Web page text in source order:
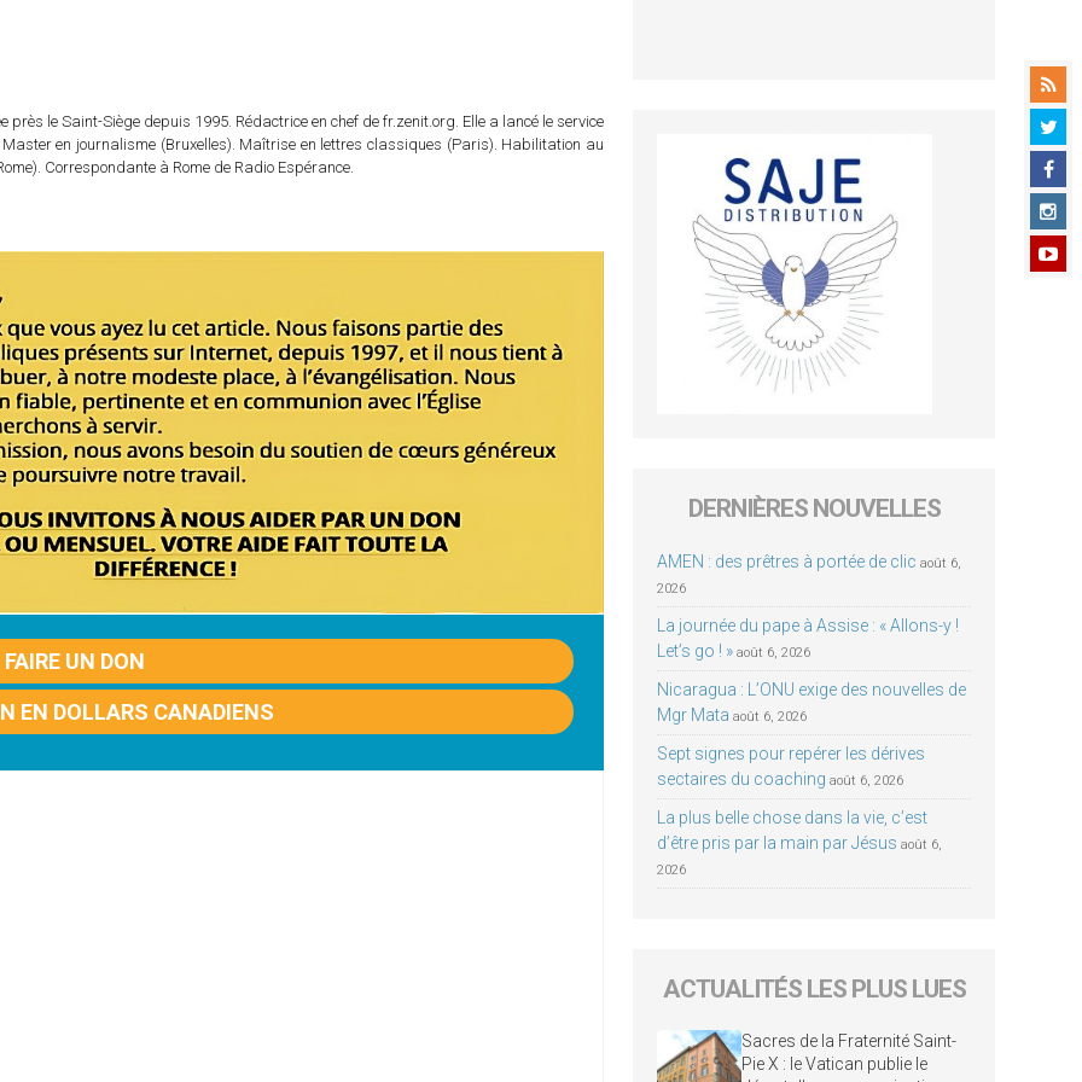
le Saint-Siège depuis 1995. Rédactrice en chef de fr.zenit.org. Elle a lancé le service
en journalisme (Bruxelles). Maîtrise en lettres classiques (Paris). Habilitation au
Correspondante à Rome de Radio Espérance.
FAIRE UN DON
EN DOLLARS CANADIENS
DERNIÈRES NOUVELLES
AMEN : des prêtres à portée de clic août 6,
2026
La journée du pape à Assise : « Allons-y !
Let’s go ! » août 6, 2026
Nicaragua : L’ONU exige des nouvelles de
Mgr Mata août 6, 2026
Sept signes pour repérer les dérives
sectaires du coaching août 6, 2026
La plus belle chose dans la vie, c’est
d’être pris par la main par Jésus août 6,
2026
ACTUALITÉS LES PLUS LUES
Sacres de la Fraternité Saint-
Pie X : le Vatican publie le